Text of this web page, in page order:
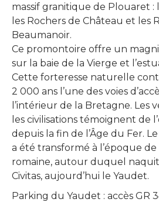
massif granitique de Plouaret :
les Rochers de Château et les
Beaumanoir.
Ce promontoire offre un
sur la baie de la Vierge et
Cette forteresse naturelle
2 000 ans l’une des voies
l’intérieur de la Bretagne. Les
les civilisations témoignent de
depuis la fin de l’Âge du Fer.
a été transformé à l’époque
romaine, autour duquel
Civitas, aujourd’hui le Yaudet.
Parking du Yaudet : accès GR